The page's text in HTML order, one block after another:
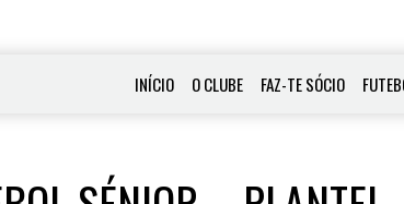
INÍCIO O CLUBE FAZ-TE SÓCIO